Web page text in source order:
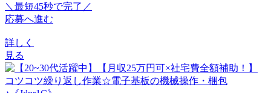
＼最短45秒で完了／
応募へ進む
詳しく
見る